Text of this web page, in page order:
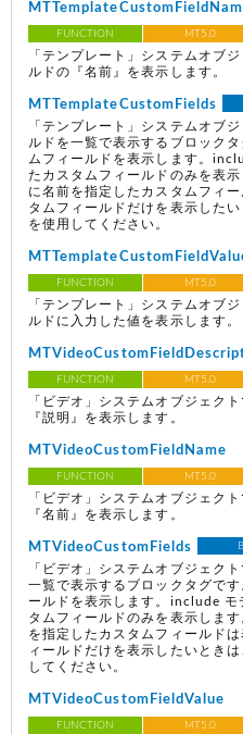
FUNCTION MT5.0
「テンプレート」システムオブ
ルドの『名前』を表示します。
MTTemplateCustomFields
「テンプレート」システムオブ
ルドを一覧で表示するブロック
ムフィールドを表示します。
たカスタムフィールドのみを表
に名前を指定したカスタムフィ
タムフィールドだけを表示した
を使用してください。
FUNCTION MT5.0
「テンプレート」システムオブ
ルドに入力した値を表示します。
FUNCTION MT5.0
「ビデオ」システムオブジェク
『説明』を表示します。
MTVideoCustomFieldName
FUNCTION MT5.0
「ビデオ」システムオブジェク
『名前』を表示します。
MTVideoCustomFields
「ビデオ」システムオブジェク
一覧で表示するブロックタグで
ールドを表示します。include モ
タムフィールドのみを表示しま
を指定したカスタムフィールド
ィールドだけを表示したいとき
してください。
MTVideoCustomFieldValue
FUNCTION MT5.0